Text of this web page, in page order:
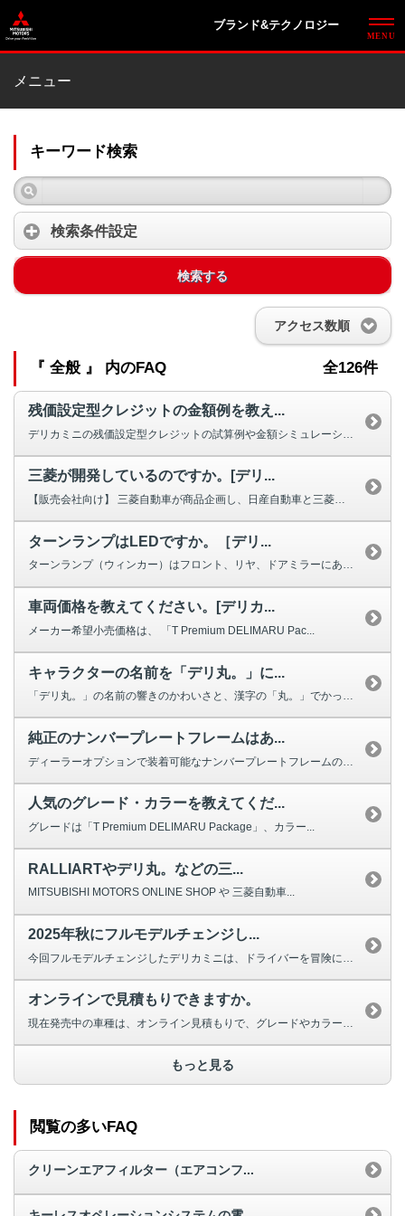
ブランド&テクノロジー
メニュー
キーワード検索
検索条件設定
検索する
アクセス数順
『 全般 』 内のFAQ 全126件
残価設定型クレジットの金額例を教え...
三菱が開発しているのですか。[デリ...
【販売会社向け】 三菱自動車が商品企画し、日産自動車と三菱自動車の合弁会...
ターンランプはLEDですか。［デリ...
ターンランプ（ウィンカー）はフロント、リヤ、ドアミラーにあり、それぞれ以下...
車両価格を教えてください。[デリカ...
メーカー希望小売価格は、 「T Premium DELIMARU Pac...
キャラクターの名前を「デリ丸。」に...
「デリ丸。」の名前の響きのかわいさと、漢字の「丸。」でかっこよさが表現され...
純正のナンバープレートフレームはあ...
人気のグレード・カラーを教えてくだ...
グレードは「T Premium DELIMARU Package」、カラー...
RALLIARTやデリ丸。などの三...
MITSUBISHI MOTORS ONLINE SHOP や 三菱自動車...
2025年秋にフルモデルチェンジし...
オンラインで見積もりできますか。
現在発売中の車種は、オンライン見積もりで、グレードやカラー、各種オプション...
もっと見る
閲覧の多いFAQ
クリーンエアフィルター（エアコンフ...